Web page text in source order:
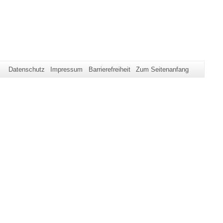
Datenschutz Impressum Barrierefreiheit Zum Seitenanfang